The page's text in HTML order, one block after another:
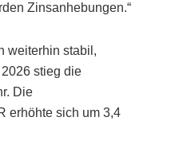
Zinsanhebungen.“
weiterhin stabil,
stieg die
Die
erhöhte sich um 3,4